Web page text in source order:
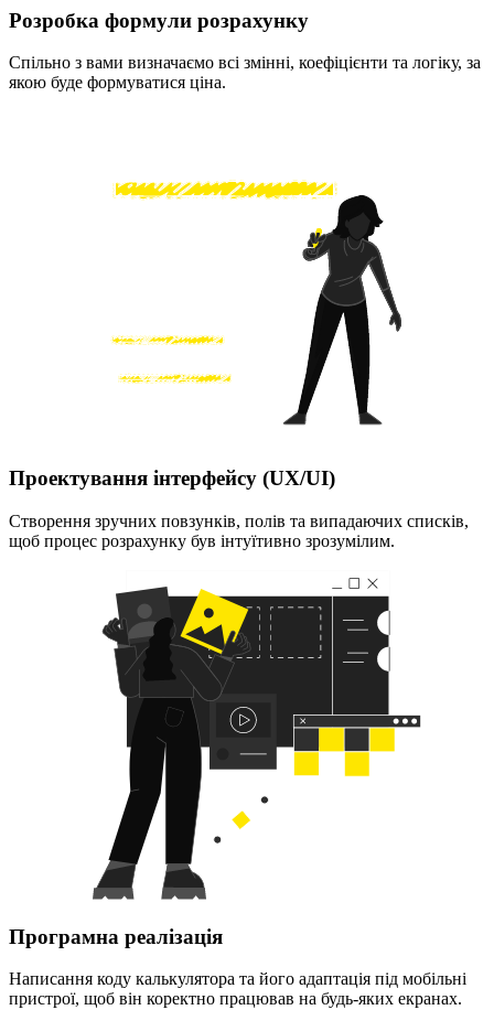
Розробка формули розрахунку
Спільно з вами визначаємо всі змінні, коефіцієнти та логіку, за
якою буде формуватися ціна.
Проектування інтерфейсу (UX/UI)
Створення зручних повзунків, полів та випадаючих списків,
щоб процес розрахунку був інтуїтивно зрозумілим.
Програмна реалізація
Написання коду калькулятора та його адаптація під мобільні
пристрої, щоб він коректно працював на будь-яких екранах.